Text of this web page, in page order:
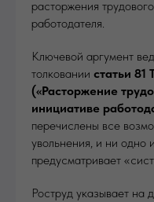
расторжения
работодателя.
Ключевой аргумент
толковании статьи 81
(«Расторжение
инициативе
перечислены все
увольнения, и ни одно
предусматривает
Роструд указывает на